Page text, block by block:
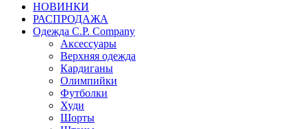
НОВИНКИ
РАСПРОДАЖА
Одежда C.P. Сompany
Аксессуары
Верхняя одежда
Кардиганы
Олимпийки
Футболки
Худи
Шорты